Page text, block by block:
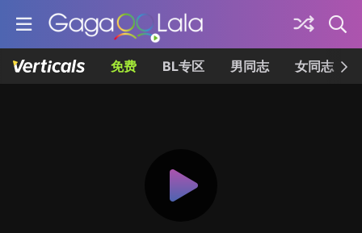
免费 BL专区 男同志 女同志